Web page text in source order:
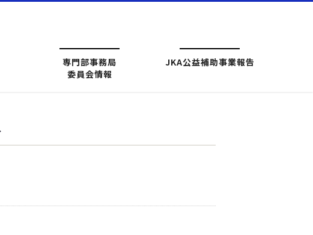
専門部事務局
委員会情報
JKA公益補助事業報告